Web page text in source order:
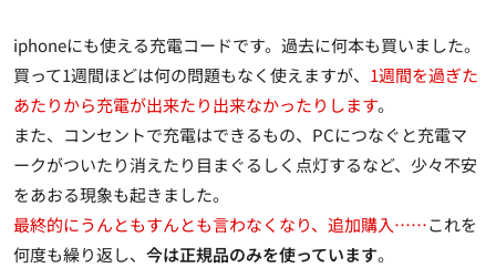
iphoneにも使える充電コードです。過去に何本も買いました。
買って1週間ほどは何の問題もなく使えますが、 1週間を過ぎた
あたりから充電が出来たり出来なかったりします。
また、コンセントで充電はできるもの、PCにつなぐと充電マ
ークがついたり消えたり目まぐるしく点灯するなど、少々不安
をあおる現象も起きました。
最終的にうんともすんとも言わなくなり、追加購入……これを
何度も繰り返し、 今は正規品のみを使っています。